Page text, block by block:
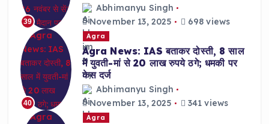
39
Abhimanyu Singh
November 13, 2025
698 views
40
Agra
Agra News: IAS बताकर दोस्ती, 8 साल
में युवती-मां से 20 लाख रुपये ठगे; धमकी पर
केस दर्ज
Abhimanyu Singh
November 13, 2025
341 views
Agra